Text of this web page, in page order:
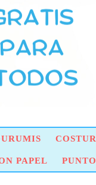
PAPEL PUNTO